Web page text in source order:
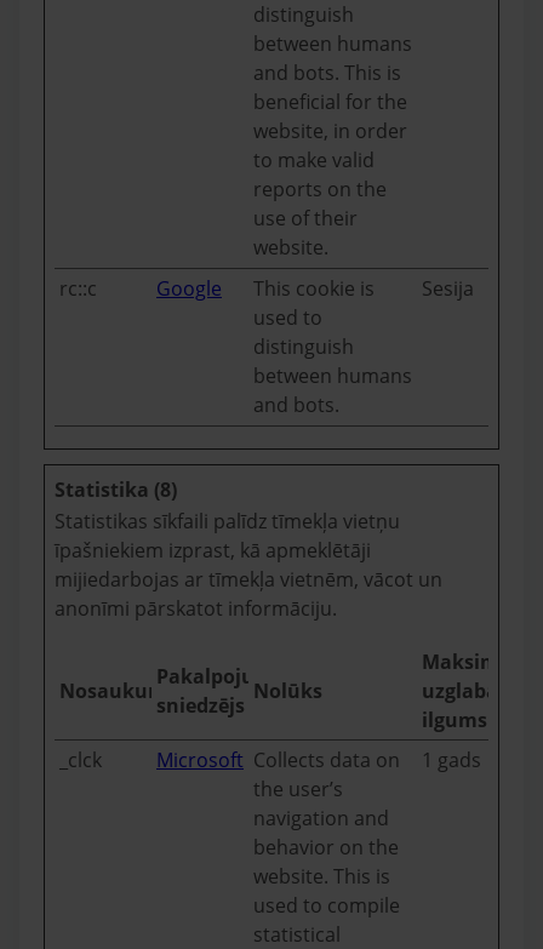
distinguish
between humans
and bots. This is
beneficial for the
website, in order
to make valid
reports on the
use of their
website.
rc::c Google
This cookie is
used to
distinguish
between humans
and bots.
Sesija
Statistika (8)
Statistikas sīkfaili palīdz tīmekļa vietņu
īpašniekiem izprast, kā apmeklētāji
mijiedarbojas ar tīmekļa vietnēm, vācot un
anonīmi pārskatot informāciju.
Nosaukums
Pakalpojumu
sniedzējs
Nolūks
ilgums
_clck
Microsoft Collects data on
the user’s
navigation and
behavior on the
website. This is
used to compile
statistical
1 gads